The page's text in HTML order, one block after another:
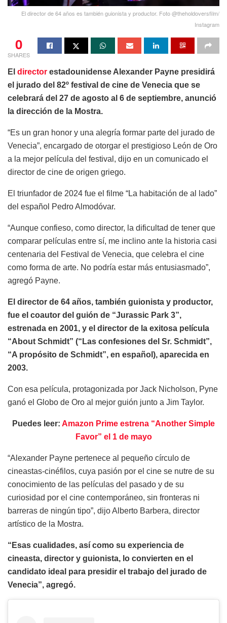
El director de 64 años es también guionista y productor. Foto @theholdoversfilm/
Instagram
0
SHARES
El director estadounidense Alexander Payne presidirá
el jurado del 82º festival de cine de Venecia que se
celebrará del 27 de agosto al 6 de septiembre, anunció
la dirección de la Mostra.
“Es un gran honor y una alegría formar parte del jurado de
Venecia”, encargado de otorgar el prestigioso León de Oro
a la mejor película del festival, dijo en un comunicado el
director de cine de origen griego.
El triunfador de 2024 fue el filme “La habitación de al lado”
del español Pedro Almodóvar.
“Aunque confieso, como director, la dificultad de tener que
comparar películas entre sí, me inclino ante la historia casi
centenaria del Festival de Venecia, que celebra el cine
como forma de arte. No podría estar más entusiasmado”,
agregó Payne.
El director de 64 años, también guionista y productor,
fue el coautor del guión de “Jurassic Park 3”,
estrenada en 2001, y el director de la exitosa película
“About Schmidt” (“Las confesiones del Sr. Schmidt”,
“A propósito de Schmidt”, en español), aparecida en
2003.
Con esa película, protagonizada por Jack Nicholson, Pyne
ganó el Globo de Oro al mejor guión junto a Jim Taylor.
Puedes leer: Amazon Prime estrena “Another Simple
Favor” el 1 de mayo
“Alexander Payne pertenece al pequeño círculo de
cineastas-cinéfilos, cuya pasión por el cine se nutre de su
conocimiento de las películas del pasado y de su
curiosidad por el cine contemporáneo, sin fronteras ni
barreras de ningún tipo”, dijo Alberto Barbera, director
artístico de la Mostra.
“Esas cualidades, así como su experiencia de
cineasta, director y guionista, lo convierten en el
candidato ideal para presidir el trabajo del jurado de
Venecia”, agregó.